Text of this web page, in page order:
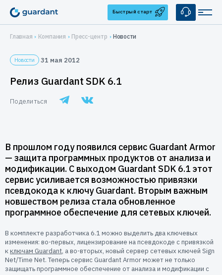
Решения
1С-конфигурации
Защита встраиваемых систем
Управление продажами ПО
Применение
Медицинское оборудование
Автоматизация торговли
Системы автоматизированного проектирования
Защита беспилотных и автономных систем (БАС)
Продукты
Guardant Code
Guardant Chip
Программные ключи Guardant DL
Система управления лицензированием Guardant Station
Средство защиты от реверс-инжиниринга Guardant Armor
Консалтинг
Купить
Цены и заказ
Дилеры
Компания
О нас
Контакты
Пресс-центр
Новости
Мероприятия
Поддержка
Разработчикам
Техническая поддержка
Быстрый старт
Главная Компания Пресс-центр Новости
Новости 31 мая 2012
Релиз Guardant SDK 6.1
Поделиться
В прошлом году появился сервис Guardant Armor
— защита программных продуктов от анализа и
модификации. С выходом Guardant SDK 6.1 этот
сервис усиливается возможностью привязки
псевдокода к ключу Guardant. Вторым важным
новшеством релиза стала обновленное
программное обеспечение для сетевых ключей.
В комплекте разработчика 6.1 можно выделить два ключевых
изменения: во-первых, лицензирование на псевдокоде с привязкой
кключам Guardant, а во-вторых, новый сервер сетевых ключей Sign
Net/Time Net. Теперь сервис Guardant Armor может не только
защищать программное обеспечение от анализа и модификации с